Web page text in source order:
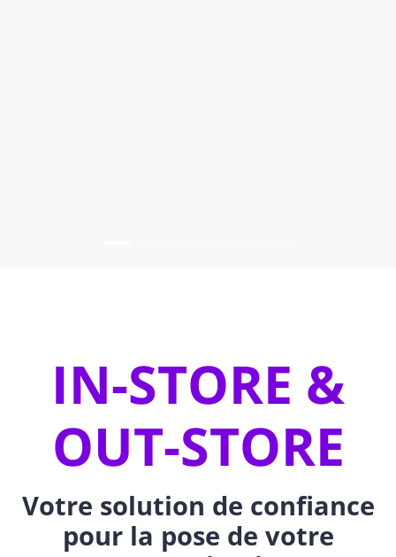
IN-STORE &
OUT-STORE
Votre solution de confiance
pour la pose de votre